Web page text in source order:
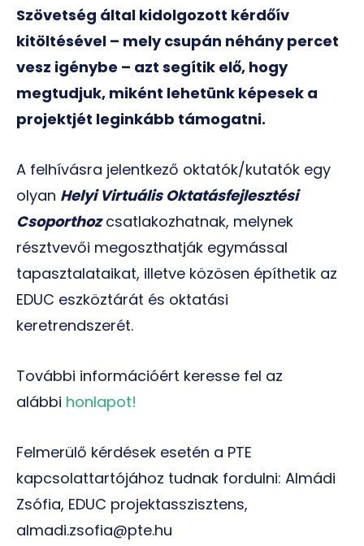
Szövetség által kidolgozott kérdőív
kitöltésével – mely csupán néhány percet
vesz igénybe – azt segítik elő, hogy
megtudjuk, miként lehetünk képesek a
projektjét leginkább támogatni.
A felhívásra jelentkező oktatók/kutatók egy
olyan Helyi Virtuális Oktatásfejlesztési
Csoporthozcsatlakozhatnak, melynek
résztvevői megoszthatják egymással
tapasztalataikat, illetve közösen építhetik az
EDUC eszköztárát és oktatási
keretrendszerét.
További információért keresse fel az
alábbi honlapot!
Felmerülő kérdések esetén a PTE
kapcsolattartójához tudnak fordulni: Almádi
Zsófia, EDUC projektasszisztens,
almadi.zsofia@pte.hu